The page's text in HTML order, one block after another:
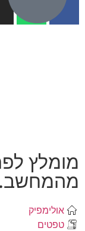
מומלץ
אולימפיק
טפטים